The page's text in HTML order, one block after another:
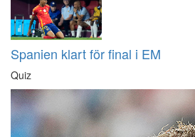
Spanien klart för final i EM
Quiz